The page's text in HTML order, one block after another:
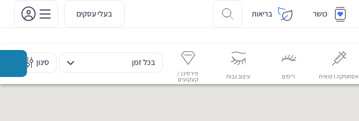
כושר בריאות בעלי עסקים
אסתטיקה רפואית ריסים עיצוב גבות
פירסינג /
קעקועים
אסתטיקה דנטלית
בכל זמן סינון